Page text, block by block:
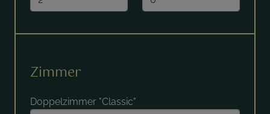
Zimmer
Doppelzimmer "Classic"